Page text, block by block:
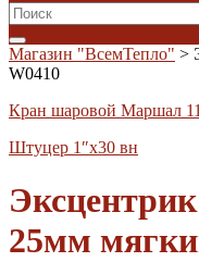
Search
for:
Магазин "ВсемТепло" >
W0410
Кран шаровой Маршал
Штуцер 1″х30 вн
25мм